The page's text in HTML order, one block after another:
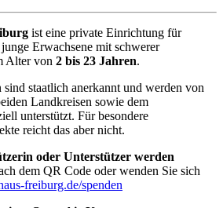
ist eine private Einrichtung für
Erwachsene mit schwerer
Alter von 2 bis 23 Jahren.
staatlich anerkannt und werden von
Landkreisen sowie dem
unterstützt. Für besondere
reicht das aber nicht.
oder Unterstützer werden
dem QR Code oder wenden Sie sich
freiburg.de/spenden